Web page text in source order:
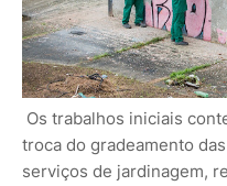
Os trabalhos iniciais
troca do gradeamento
serviços de jardinagem,